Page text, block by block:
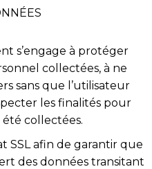
s’engage à protéger
collectées, à ne
sans que l’utilisateur
les finalités pour
été collectées.
SSL afin de garantir que
des données transitant